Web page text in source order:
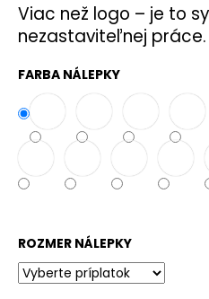
Viac než logo – je to
nezastaviteľnej práce.
FARBA NÁLEPKY
ROZMER NÁLEPKY
HĽADAŤ
O
d
p
o
r
a
m
e